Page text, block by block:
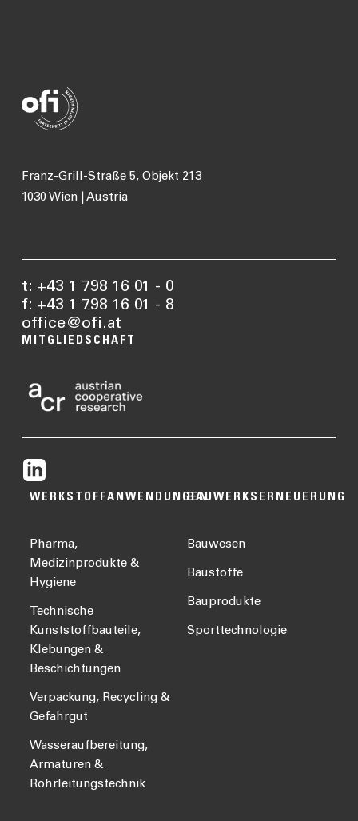
Franz-Grill-Straße 5, Objekt 213
1030 Wien | Austria
t: +43 1 798 16 01 - 0
f: +43 1 798 16 01 - 8
office@ofi.at
MITGLIEDSCHAFT
WERKSTOFFANWENDUNGEN
Pharma,
Medizinprodukte &
Hygiene
Technische
Kunststoffbauteile,
Klebungen &
Beschichtungen
Verpackung, Recycling &
Gefahrgut
Wasseraufbereitung,
Armaturen &
Rohrleitungstechnik
BAUWERKSERNEUERUNG
Bauwesen
Baustoffe
Bauprodukte
Sporttechnologie